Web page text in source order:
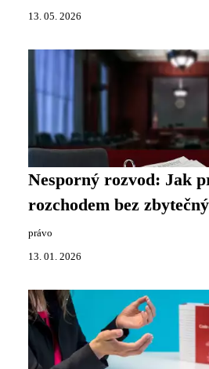
13. 05. 2026
Nesporný rozvod: Jak
rozchodem bez
právo
13. 01. 2026